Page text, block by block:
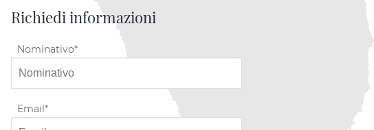
Richiedi informazioni
Nominativo
Email